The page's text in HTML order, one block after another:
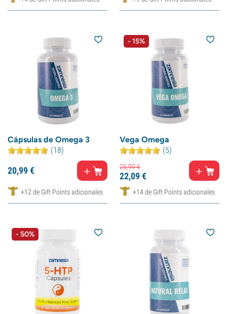
Cápsulas de Omega 3
(18)
20,99€
+12 de Gift Points adicionales
- 15%
Vega Omega
(5)
25,99€
22,09€
+14 de Gift Points adicionales
- 50%